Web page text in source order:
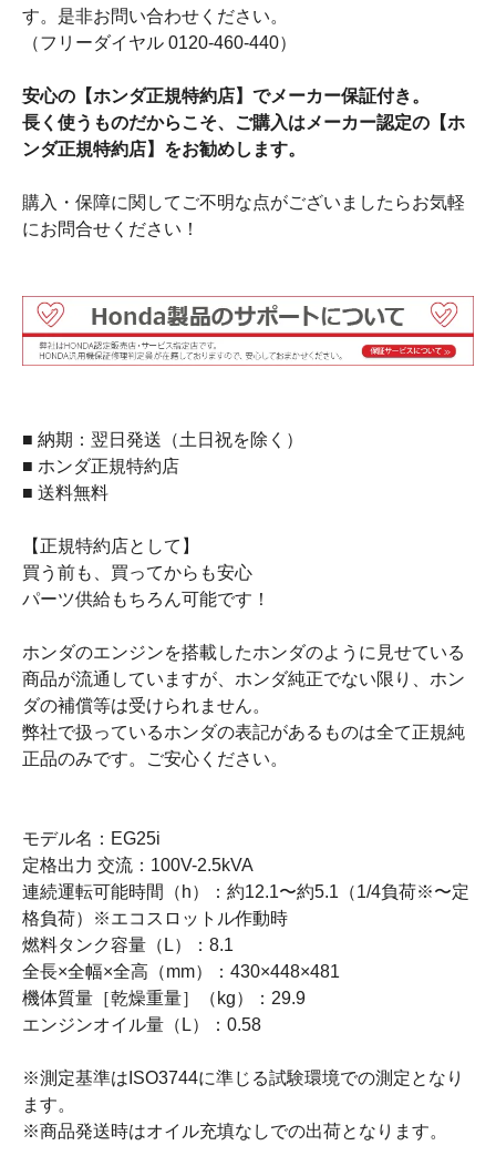
す。是非お問い合わせください。
（フリーダイヤル 0120-460-440）
安心の【ホンダ正規特約店】でメーカー保証付き。
長く使うものだからこそ、ご購入はメーカー認定の【ホ
ンダ正規特約店】をお勧めします。
購入・保障に関してご不明な点がございましたらお気軽
にお問合せください！
■ 納期：翌日発送（土日祝を除く）
■ ホンダ正規特約店
■ 送料無料
【正規特約店として】
買う前も、買ってからも安心
パーツ供給もちろん可能です！
ホンダのエンジンを搭載したホンダのように見せている
商品が流通していますが、ホンダ純正でない限り、ホン
ダの補償等は受けられません。
弊社で扱っているホンダの表記があるものは全て正規純
正品のみです。ご安心ください。
モデル名：EG25i
定格出力 交流：100V-2.5kVA
連続運転可能時間（h）：約12.1〜約5.1（1/4負荷※〜定
格負荷）※エコスロットル作動時
燃料タンク容量（L）：8.1
全長×全幅×全高（mm）：430×448×481
機体質量［乾燥重量］（kg）：29.9
エンジンオイル量（L）：0.58
※測定基準はISO3744に準じる試験環境での測定となり
ます。
※商品発送時はオイル充填なしでの出荷となります。